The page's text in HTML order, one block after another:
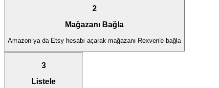
2
Mağazanı Bağla
Amazon ya da Etsy hesabı açarak mağazanı Rexven'e bağla
3
Listele